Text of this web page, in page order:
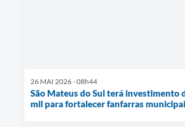
26 MAI 2026 - 08h44
São Mateus do Sul terá investimento
mil para fortalecer fanfarras